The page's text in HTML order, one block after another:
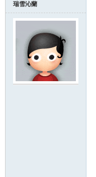
瑞雪沁蘭